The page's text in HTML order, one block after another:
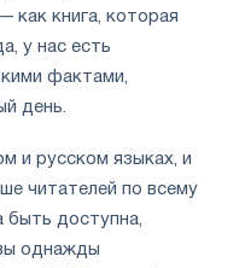
как книга, которая
у нас есть
фактами,
день.
и русском языках, и
читателей по всему
быть доступна,
однажды